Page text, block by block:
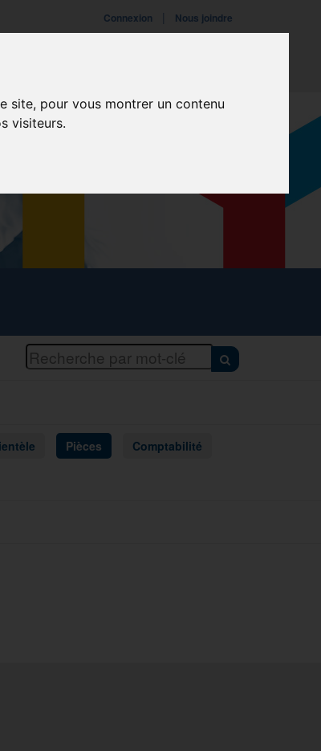
site, pour vous montrer un contenu
visiteurs.
Connexion Nous joindre
Pièces Comptabilité